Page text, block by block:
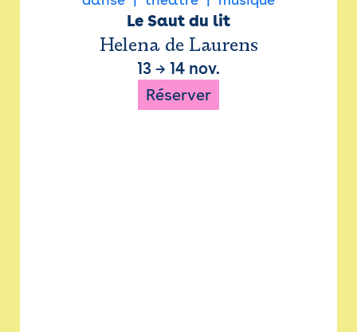
Le Saut du lit
Helena de Laurens
13 → 14 nov.
Réserver